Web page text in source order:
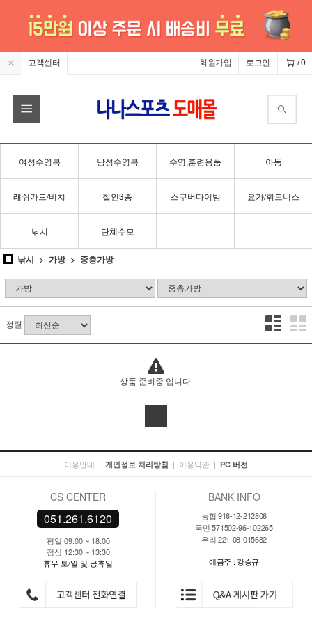
고객센터 /0
로그인
회원가입
여성수영복 남성수영복 수영,훈련용품 아동
래쉬가드/비치 철인3종 스쿠버다이빙 요가/휘트니스
낚시 단체수모
낚시 가방 중층가방
정렬
상품 준비중 입니다.
이용안내 | 개인정보 처리방침 | 이용약관 | PC 버전
CS CENTER
051.261.6120
평일 09:00 ~ 18:00
점심 12:30 ~ 13:30
휴무 토/일 및 공휴일
BANK INFO
농협 916-12-212806
국민 571502-96-102265
우리 221-08-015682
예금주 : 강승규